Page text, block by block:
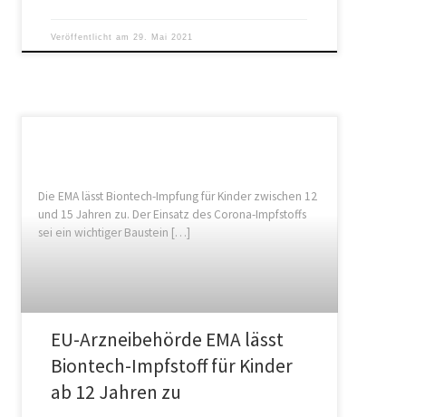
Veröffentlicht am29. Mai 2021
Die EMA lässt Biontech-Impfung für Kinder zwischen 12
und 15 Jahren zu. Der Einsatz des Corona-Impfstoffs
sei ein wichtiger Baustein […]
EU-Arzneibehörde EMA lässt
Biontech-Impfstoff für Kinder
ab 12 Jahren zu